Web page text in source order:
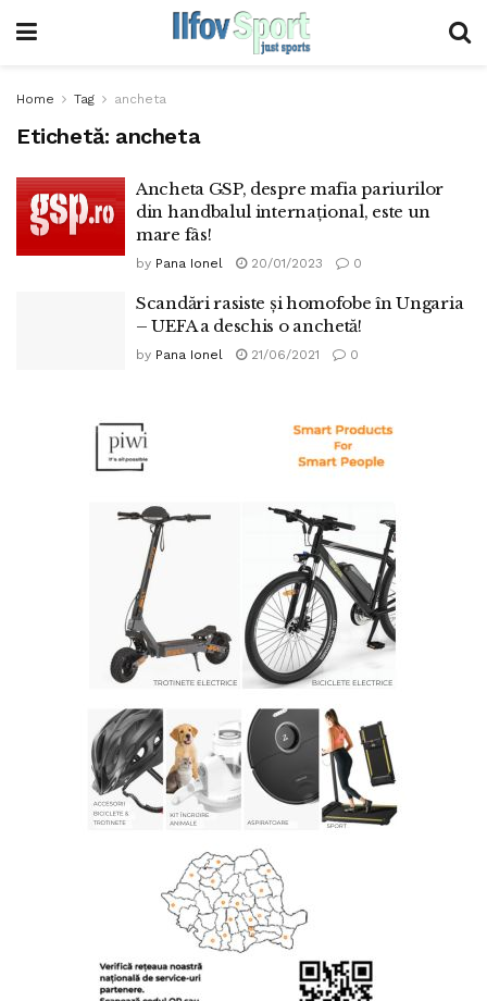
Home Tag ancheta
Etichetă: ancheta
Ancheta GSP, despre mafia pariurilor
din handbalul internațional, este un
mare fâs!
by Pana Ionel 20/01/2023 0
Scandări rasiste și homofobe în Ungaria
– UEFA a deschis o anchetă!
by Pana Ionel 21/06/2021 0